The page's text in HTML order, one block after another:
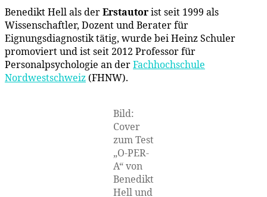
Benedikt Hell als derErstautorist seit 1999 als
Wissenschaftler, Dozent und Berater für
Eignungsdiagnostik tätig, wurde bei Heinz Schuler
promoviert und ist seit 2012 Professor für
Personalpsychologie an derFachhochschule
Nordwestschweiz (FHNW).
Bild:
Cover
zum Test
„O-PER-
A“ von
Benedikt
Hell und